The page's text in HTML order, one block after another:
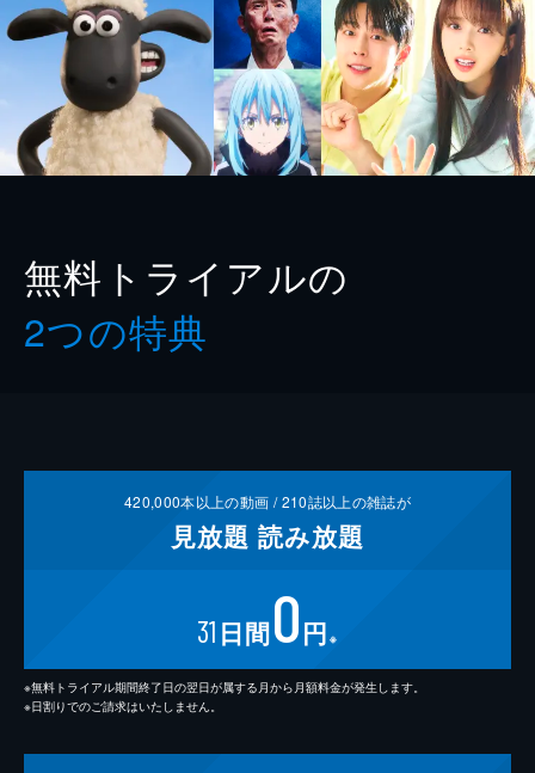
無料トライアルの
2つの特典
420,000本以上の動画 /210誌以上の雑誌が
見放題 読み放題
31 日間0円 ※
※無料トライアル期間終了日の翌日が属する月から月額料金が発生します。
※日割りでのご請求はいたしません。